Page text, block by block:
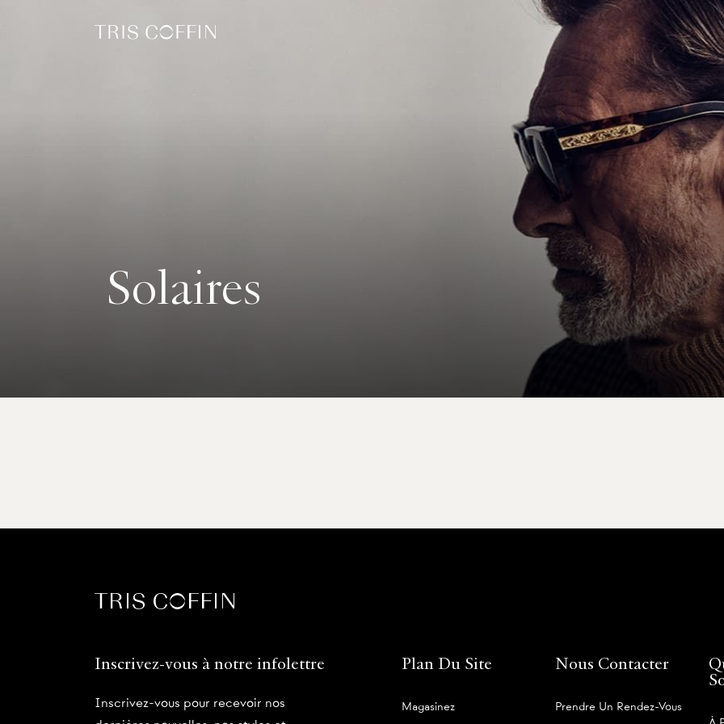
Solaires
Inscrivez-vous à notre infolettre
Inscrivez-vous pour recevoir nos
Plan Du Site
Magasinez
Nous Contacter
Prendre Un Rendez-Vous